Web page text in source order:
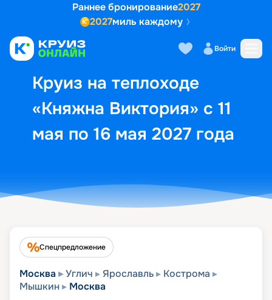
Раннее бронирование2027
2027миль каждому
Войти
Круиз на теплоходе
«Княжна Виктория» с 11
мая по 16 мая 2027 года
Выбор кают Маршрут и
Спецпредложение
Москва Углич Ярославль
Кострома
Мышкин
Москва